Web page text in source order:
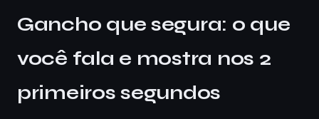
Gancho que segura: o que
você fala e mostra nos 2
primeiros segundos